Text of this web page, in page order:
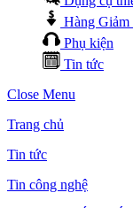
Hàng Giảm
Phụ kiện
Tin tức
Close Menu
Trang chủ
Tin tức
Tin công nghệ